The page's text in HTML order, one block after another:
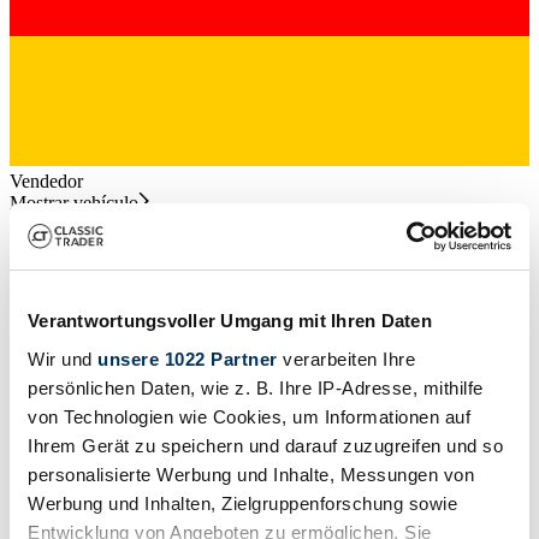
Verantwortungsvoller Umgang mit Ihren Daten
Wir und unsere 1022 Partner verarbeiten Ihre
persönlichen Daten, wie z. B. Ihre IP-Adresse, mithilfe
von Technologien wie Cookies, um Informationen auf
Ihrem Gerät zu speichern und darauf zuzugreifen und so
personalisierte Werbung und Inhalte, Messungen von
Werbung und Inhalten, Zielgruppenforschung sowie
Entwicklung von Angeboten zu ermöglichen. Sie
Vendedor
Mostrar vehículo
Subastas que terminan pronto
Subasta
Cargando…
Volver